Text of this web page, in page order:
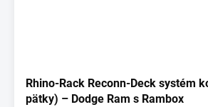
Rhino-Rack Reconn-Deck systém
pätky) – Dodge Ram s Rambox